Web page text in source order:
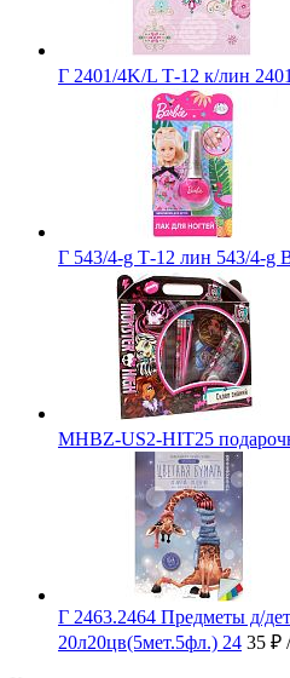
Г 2401/4K/L Т-12 к/лин
Г 543/4-g Т-12 лин 543/4-g
MHBZ-US2-HIT25
Г 2463.2464 Предметы д/
20л20цв(5мет.5фл.) 24 35 ₽